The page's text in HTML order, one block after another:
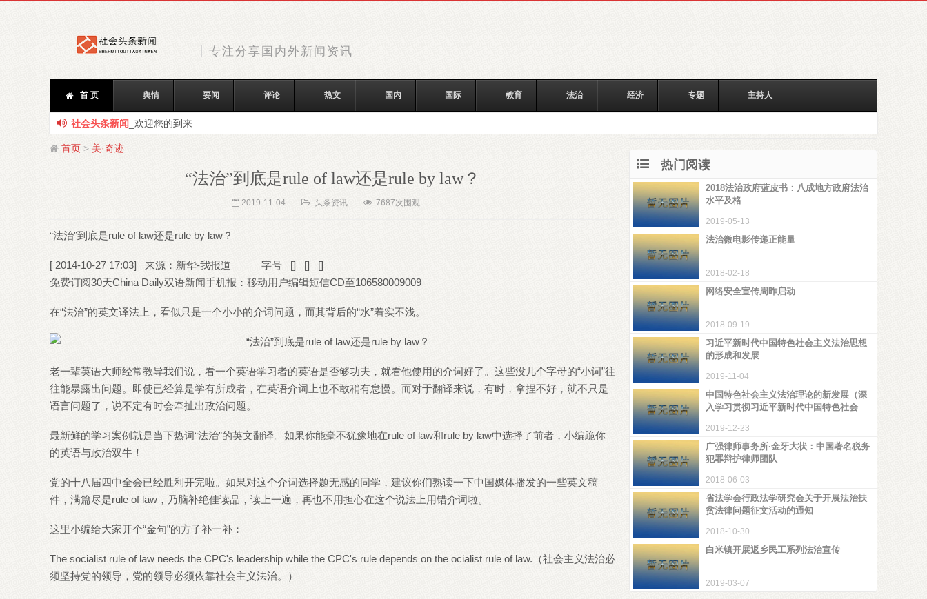
专注分享国内外新闻资讯
首 页 舆情 要闻 评论 热文 国内 国际 教育 法治 经济 专题 主持人
社会头条新闻 _欢迎您的到来
首页 > 美·奇迹
“法治”到底是rule of law还是rule by law？
2019-11-04 头条资讯 7687次围观
“法治”到底是rule of law还是rule by law？
[ 2014-10-27 17:03] 来源：新华-我报道 字号 [] []
[]
免费订阅30天China Daily双语新闻手机报：移动用户编辑短信CD至106580009009
在“法治”的英文译法上，看似只是一个小小的介词问题，而其背后的“水”着实不浅。
老一辈英语大师经常教导我们说，看一个英语学习者的英语是否够功夫，就看他使用的介词好了。这些没几个字母的“小词”往
往能暴露出问题。即使已经算是学有所成者，在英语介词上也不敢稍有怠慢。而对于翻译来说，有时，拿捏不好，就不只是
语言问题了，说不定有时会牵扯出政治问题。
最新鲜的学习案例就是当下热词“法治”的英文翻译。如果你能毫不犹豫地在rule of law和rule by law中选择了前者，小编跪你
的英语与政治双牛！
党的十八届四中全会已经胜利开完啦。如果对这个介词选择题无感的同学，建议你们熟读一下中国媒体播发的一些英文稿
件，满篇尽是rule of law，乃脑补绝佳读品，读上一遍，再也不用担心在这个说法上用错介词啦。
这里小编给大家开个“金句”的方子补一补：
The socialist rule of law needs the CPC's leadership while the CPC's rule depends on the ocialist rule of law.（社会主义法治必
须坚持党的领导，党的领导必须依靠社会主义法治。）
热门阅读
2018法治政府蓝皮书：八成地方政府法治
水平及格
2019-05-13
法治微电影传递正能量
2018-02-18
网络安全宣传周昨启动
2018-09-19
习近平新时代中国特色社会主义法治思想
的形成和发展
2019-11-04
中国特色社会主义法治理论的新发展（深
入学习贯彻习近平新时代中国特色社会
2019-12-23
广强律师事务所·金牙大状：中国著名税务
犯罪辩护律师团队
2018-06-03
省法学会行政法学研究会关于开展法治扶
贫法律问题征文活动的通知
2018-10-30
白米镇开展返乡民工系列法治宣传
2019-03-07